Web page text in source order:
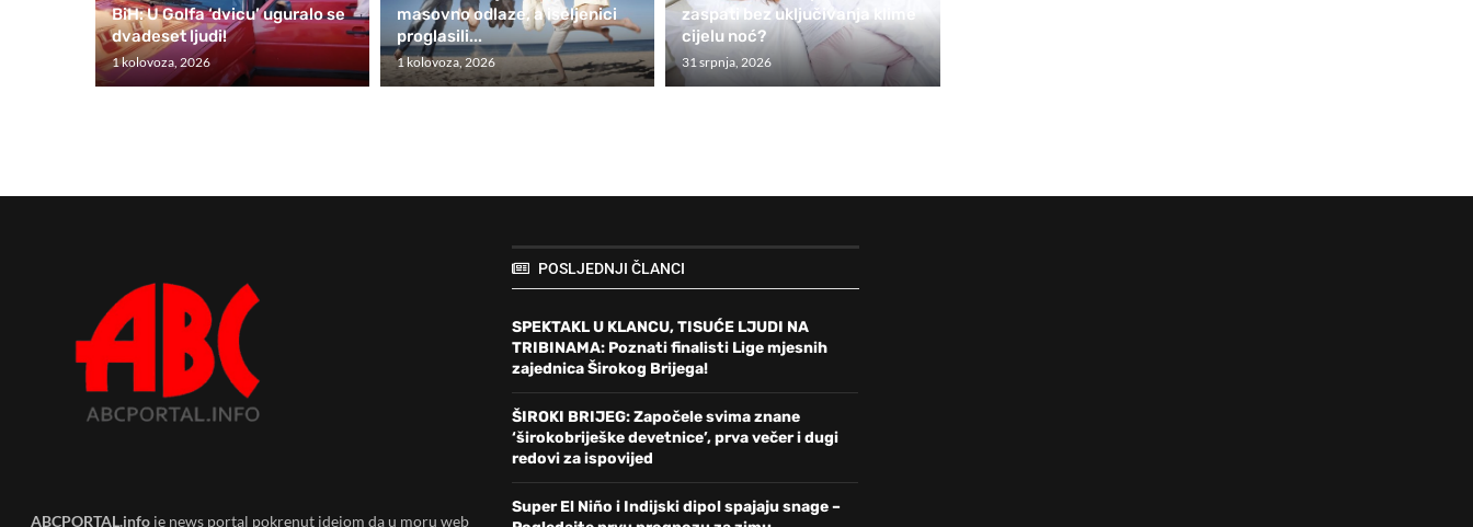
BiH: U Golfa ‘dvicu’ uguralo se
dvadeset ljudi!
1 kolovoza, 2026
masovno odlaze, a iseljenici
proglasili...
1 kolovoza, 2026
zaspati bez uključivanja klime
cijelu noć?
31 srpnja, 2026
ABCPORTAL.info je news portal pokrenut idejom da u moru web
POSLJEDNJI ČLANCI
SPEKTAKL U KLANCU, TISUĆE LJUDI NA
TRIBINAMA: Poznati finalisti Lige mjesnih
zajednica Širokog Brijega!
ŠIROKI BRIJEG: Započele svima znane
‘širokobriješke devetnice’, prva večer i dugi
redovi za ispovijed
Super El Niño i Indijski dipol spajaju snage –